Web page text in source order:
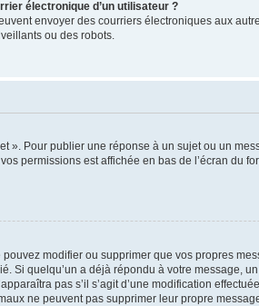
électronique d’un utilisateur ?
envoyer des courriers électroniques aux
ou des robots.
Pour publier une réponse à un sujet ou un
permissions est affichée en bas de l’écran du
modifier ou supprimer que vos propres
Si quelqu’un a déjà répondu à votre message,
pas s’il s’agit d’une modification
ne peuvent pas supprimer leur propre